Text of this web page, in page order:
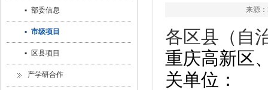
▪ 部委信息
▪ 市级项目
▪ 区县项目
产学研合作
来源
各区县（自
重庆高新区
关单位：